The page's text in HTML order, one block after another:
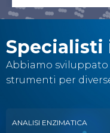
Specialisti
Abbiamo
strumenti per
ANALISI ENZIMATICA